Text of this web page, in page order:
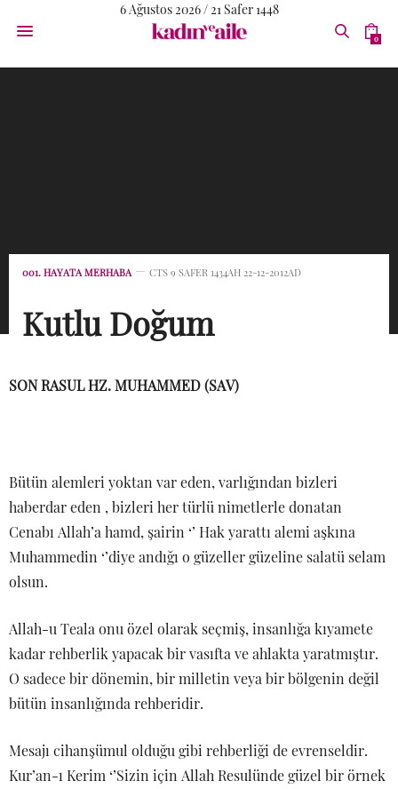
6 Ağustos 2026 / 21 Safer 1448
0
001. HAYATA MERHABA CTS 9 SAFER 1434AH 22-12-2012AD
Kutlu Doğum
SON RASUL HZ. MUHAMMED (SAV)
Bütün alemleri yoktan var eden, varlığından bizleri
haberdar eden , bizleri her türlü nimetlerle donatan
Cenabı Allah’a hamd, şairin ‘’ Hak yarattı alemi aşkına
Muhammedin ‘’diye andığı o güzeller güzeline salatü selam
olsun.
Allah-u Teala onu özel olarak seçmiş, insanlığa kıyamete
kadar rehberlik yapacak bir vasıfta ve ahlakta yaratmıştır.
O sadece bir dönemin, bir milletin veya bir bölgenin değil
bütün insanlığında rehberidir.
Mesajı cihanşümul olduğu gibi rehberliği de evrenseldir.
Kur’an-ı Kerim ‘’Sizin için Allah Resulünde güzel bir örnek